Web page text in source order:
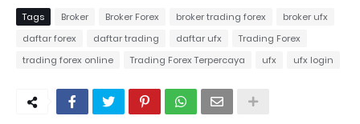
Tags Broker Broker Forex broker trading forex
broker ufx
daftar forex
daftar trading daftar ufx
Trading Forex
trading forex online
Trading Forex Terpercaya ufx ufx login